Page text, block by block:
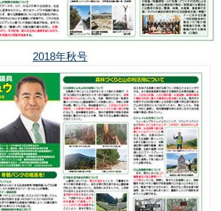
2018年秋号